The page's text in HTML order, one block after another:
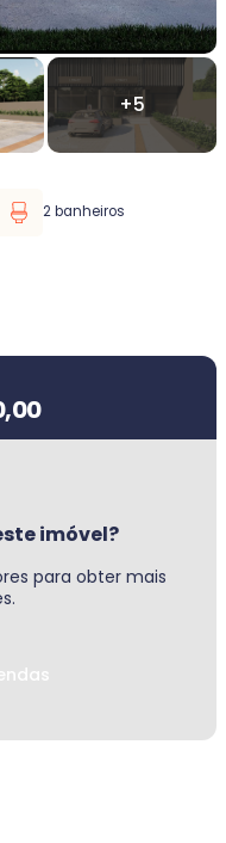
5.000.000,00 ou +
2 banheiros
imóvel?
para obter mais